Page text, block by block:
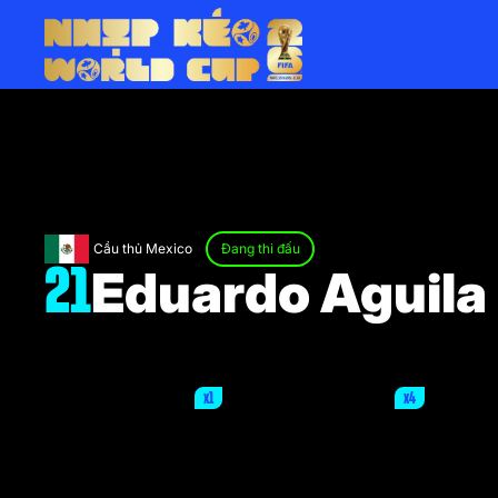
Cầu thủ Mexico Đang thi đấu
21Eduardo Aguila
x1 x4